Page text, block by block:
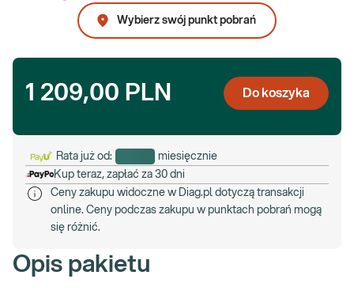
Wybierz swój punkt pobrań
1 209,00 PLN Do koszyka
Rata już od:
miesięcznie
Kup teraz, zapłać za 30 dni
Ceny zakupu widoczne w Diag.pl dotyczą transakcji
online. Ceny podczas zakupu w punktach pobrań mogą
się różnić.
Opis pakietu